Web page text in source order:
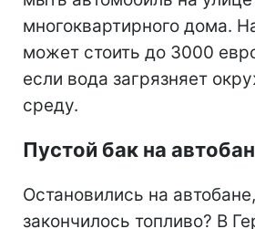
многоквартирного дома.
может стоить до 3000
если вода загрязняет
среду.
Пустой бак на
Остановились на
закончилось топливо? В